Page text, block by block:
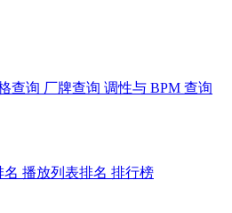
查询 厂牌查询 调性与 BPM 查询
名 播放列表排名 排行榜